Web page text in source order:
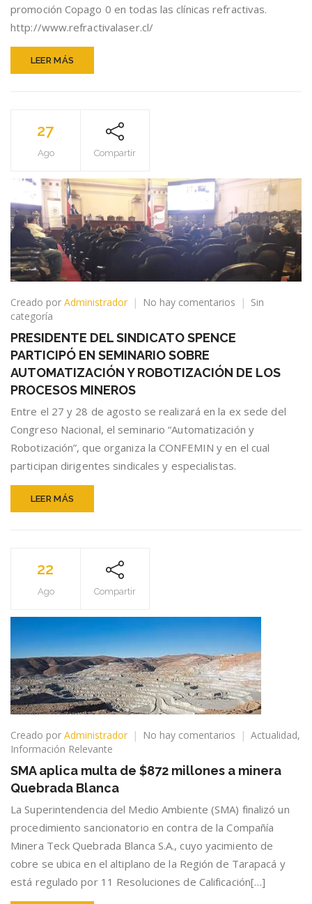
nuestras
cirugías
promoción Copago 0 en todas las clínicas refractivas.
http://www.refractivalaser.cl/
LEER MÁS
27
Ago Compartir
Creado por Administrador No hay comentarios
en
PARTICIPÓ
SOBRE
ROBOTIZACIÓN
Sin
categoría
PRESIDENTE DEL SINDICATO SPENCE
PARTICIPÓ EN SEMINARIO SOBRE
AUTOMATIZACIÓN Y ROBOTIZACIÓN DE LOS
PROCESOS MINEROS
Entre el 27 y 28 de agosto se realizará en la ex sede del
Congreso Nacional, el seminario “Automatización y
Robotización”, que organiza la CONFEMIN y en el cual
participan dirigentes sindicales y especialistas.
LEER MÁS
22
Ago Compartir
Creado por Administrador No hay comentarios
en
multa
$872
millones
a
minera
Quebrada
Blanca
Actualidad,
Información Relevante
SMA aplica multa de $872 millones a minera
Quebrada Blanca
La Superintendencia del Medio Ambiente (SMA) finalizó un
procedimiento sancionatorio en contra de la Compañía
Minera Teck Quebrada Blanca S.A., cuyo yacimiento de
cobre se ubica en el altiplano de la Región de Tarapacá y
está regulado por 11 Resoluciones de Calificación[…]